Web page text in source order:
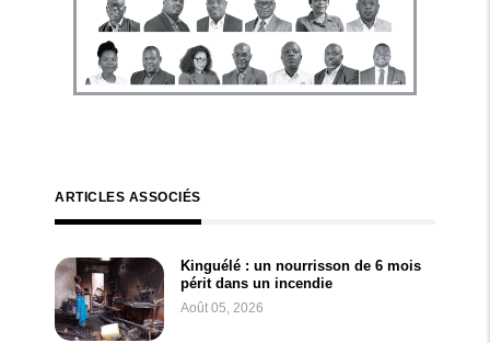
ARTICLES ASSOCIÉS
Kinguélé : un nourrisson de 6 mois
périt dans un incendie
Août 05, 2026